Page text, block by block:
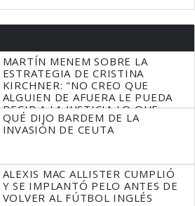
MARTÍN MENEM SOBRE LA
ESTRATEGIA DE CRISTINA
KIRCHNER: "NO CREO QUE
ALGUIEN DE AFUERA LE PUEDA
DECIR A LA JUSTICIA LO QUE
TIENE QUE HACER"
QUÉ DIJO BARDEM DE LA
INVASIÓN DE CEUTA
ALEXIS MAC ALLISTER CUMPLIÓ
Y SE IMPLANTÓ PELO ANTES DE
VOLVER AL FÚTBOL INGLÉS